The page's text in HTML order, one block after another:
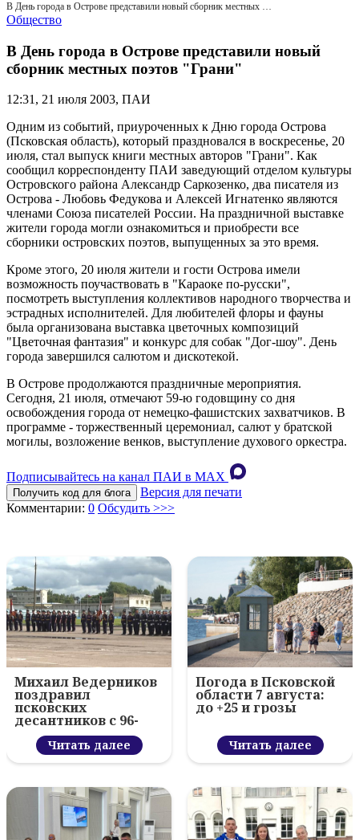
В День города в Острове представили новый сборник местных поэтов "Грани"
Общество
В День города в Острове представили новый
сборник местных поэтов "Грани"
12:31, 21 июля 2003, ПАИ
Одним из событий, приуроченных к Дню города Острова
(Псковская область), который праздновался в воскресенье, 20
июля, стал выпуск книги местных авторов "Грани". Как
сообщил корреспонденту ПАИ заведующий отделом культуры
Островского района Александр Саркозенко, два писателя из
Острова - Любовь Федукова и Алексей Игнатенко являются
членами Союза писателей России. На праздничной выставке
жители города могли ознакомиться и приобрести все
сборники островских поэтов, выпущенных за это время.
Кроме этого, 20 июля жители и гости Острова имели
возможность поучаствовать в "Караоке по-русски",
посмотреть выступления коллективов народного творчества и
эстрадных исполнителей. Для любителей флоры и фауны
была организована выставка цветочных композиций
"Цветочная фантазия" и конкурс для собак "Дог-шоу". День
города завершился салютом и дискотекой.
В Острове продолжаются праздничные мероприятия.
Сегодня, 21 июля, отмечают 59-ю годовщину со дня
освобождения города от немецко-фашистских захватчиков. В
программе - торжественный церемониал, салют у братской
могилы, возложение венков, выступление духового оркестра.
Подписывайтесь на канал ПАИ в MAХ
Получить код для блога
Версия для печати
Комментарии: 0 Обсудить >>>
Михаил Ведерников
поздравил
псковских
десантников с 96-
летием ВДВ и
вручил награды
Читать далее
Погода в Псковской
области 7 августа:
до +25 и грозы
Читать далее